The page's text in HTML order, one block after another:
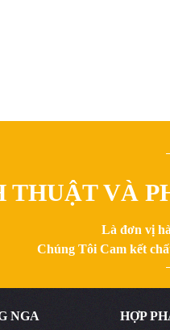
THUẬT VÀ
Là đơn vị
Chúng Tôi Cam kết
NGA HỢP